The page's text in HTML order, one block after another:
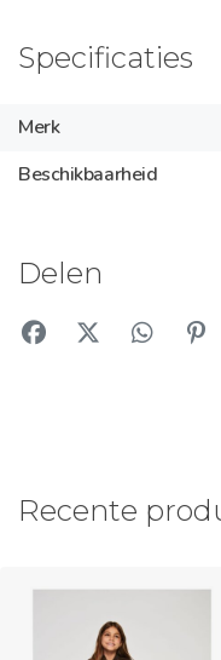
Specificaties
Merk
Beschikbaarheid
Delen
Recente